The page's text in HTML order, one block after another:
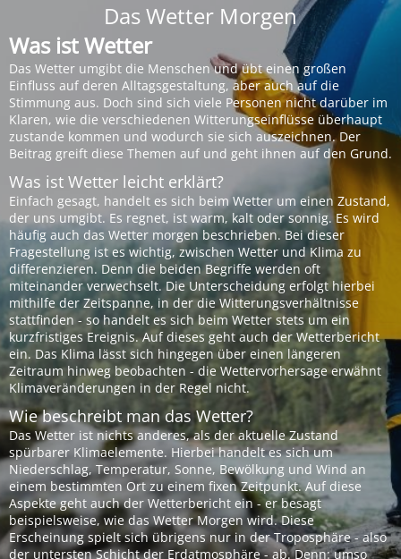
Das Wetter Morgen
Was ist Wetter
Das Wetter umgibt die Menschen und übt einen großen
Einfluss auf deren Alltagsgestaltung, aber auch auf die
Stimmung aus. Doch sind sich viele Personen nicht darüber im
Klaren, wie die verschiedenen Witterungseinflüsse überhaupt
zustande kommen und wodurch sie sich auszeichnen. Der
Beitrag greift diese Themen auf und geht ihnen auf den Grund.
Was ist Wetter leicht erklärt?
Einfach gesagt, handelt es sich beim Wetter um einen Zustand,
der uns umgibt. Es regnet, ist warm, kalt oder sonnig. Es wird
häufig auch das Wetter morgen beschrieben. Bei dieser
Fragestellung ist es wichtig, zwischen Wetter und Klima zu
differenzieren. Denn die beiden Begriffe werden oft
miteinander verwechselt. Die Unterscheidung erfolgt hierbei
mithilfe der Zeitspanne, in der die Witterungsverhältnisse
stattfinden - so handelt es sich beim Wetter stets um ein
kurzfristiges Ereignis. Auf dieses geht auch der Wetterbericht
ein. Das Klima lässt sich hingegen über einen längeren
Zeitraum hinweg beobachten - die Wettervorhersage erwähnt
Klimaveränderungen in der Regel nicht.
Wie beschreibt man das Wetter?
Das Wetter ist nichts anderes, als der aktuelle Zustand
spürbarer Klimaelemente. Hierbei handelt es sich um
Niederschlag, Temperatur, Sonne, Bewölkung und Wind an
einem bestimmten Ort zu einem fixen Zeitpunkt. Auf diese
Aspekte geht auch der Wetterbericht ein - er besagt
beispielsweise, wie das Wetter Morgen wird. Diese
Erscheinung spielt sich übrigens nur in der Troposphäre - also
der untersten Schicht der Erdatmosphäre - ab. Denn: umso